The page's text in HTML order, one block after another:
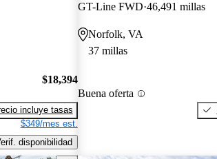
$18,394
incluye tasas
$349/mes est.
disponibilidad
GT-Line FWD 46,491 millas
Norfolk, VA
37 millas
Buena oferta